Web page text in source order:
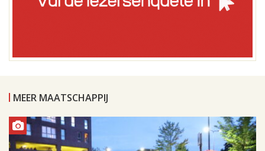
MEER MAATSCHAPPIJ